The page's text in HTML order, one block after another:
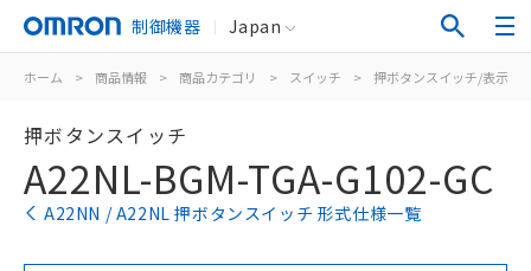
制御機器 Japan
ホーム > 商品情報 > 商品カテゴリ > スイッチ > 押ボタンスイッチ/表示灯
押ボタンスイッチ
A22NL-BGM-TGA-G102-GC
A22NN / A22NL 押ボタンスイッチ 形式仕様一覧